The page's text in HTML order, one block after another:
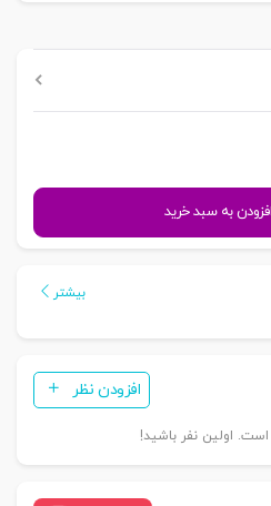
افزودن به سبد خرید
بیشتر
افزودن نظر
اولین نفر باشید!